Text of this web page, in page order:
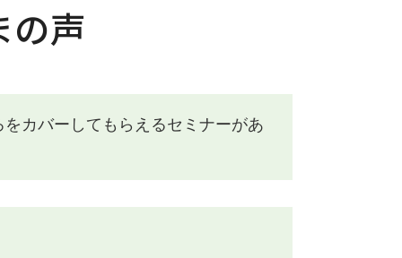
の声
カバーしてもらえるセミナーがあ